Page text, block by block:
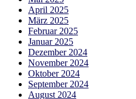
April 2025
März 2025
Februar 2025
Januar 2025
Dezember 2024
November 2024
Oktober 2024
September 2024
August 2024